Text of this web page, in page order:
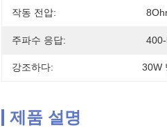
작동 전압:
주파수 응답:
강조하다: 30W
제품 설명